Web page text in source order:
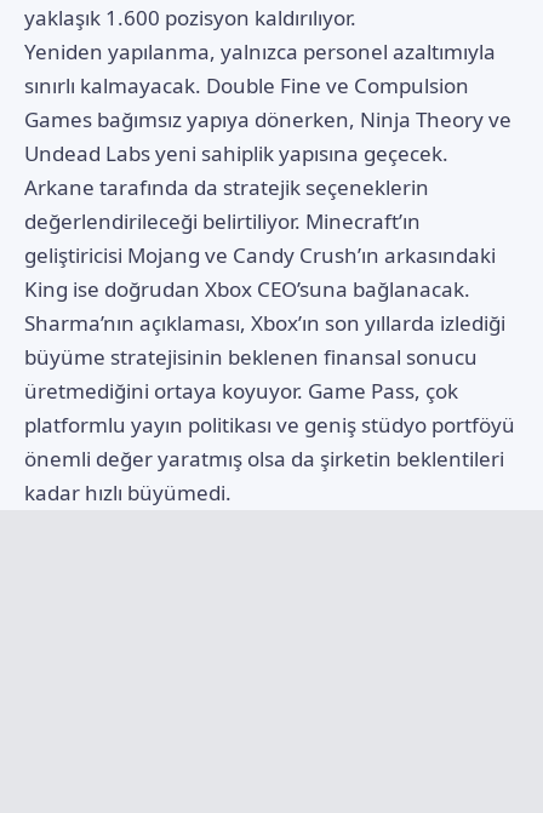
yaklaşık 1.600 pozisyon kaldırılıyor.
Yeniden yapılanma, yalnızca personel azaltımıyla
sınırlı kalmayacak. Double Fine ve Compulsion
Games bağımsız yapıya dönerken, Ninja Theory ve
Undead Labs yeni sahiplik yapısına geçecek.
Arkane tarafında da stratejik seçeneklerin
değerlendirileceği belirtiliyor. Minecraft’ın
geliştiricisi Mojang ve Candy Crush’ın arkasındaki
King ise doğrudan Xbox CEO’suna bağlanacak.
Sharma’nın açıklaması, Xbox’ın son yıllarda izlediği
büyüme stratejisinin beklenen finansal sonucu
üretmediğini ortaya koyuyor. Game Pass, çok
platformlu yayın politikası ve geniş stüdyo portföyü
önemli değer yaratmış olsa da şirketin beklentileri
kadar hızlı büyümedi.